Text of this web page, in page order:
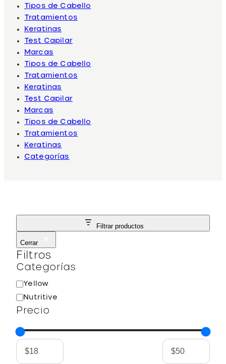
Tipos de Cabello
Tratamientos
Keratinas
Test Capilar
Marcas
Tipos de Cabello
Tratamientos
Keratinas
Test Capilar
Marcas
Tipos de Cabello
Tratamientos
Keratinas
Categorías
Filtrar productos
Cerrar
Filtros
Categorías
C
a
t
g
o
Yellow
Nutritive
Precio